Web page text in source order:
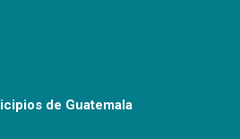
de Guatemala